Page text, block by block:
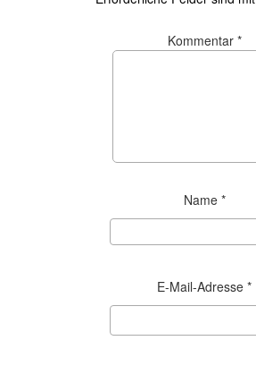
Kommentar *
Name *
E-Mail-Adresse *